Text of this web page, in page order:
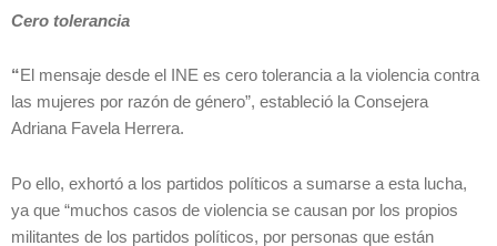
Cero tolerancia
“El mensaje desde el INE es cero tolerancia a la violencia contra
las mujeres por razón de género”, estableció la Consejera
Adriana Favela Herrera.
Po ello, exhortó a los partidos políticos a sumarse a esta lucha,
ya que “muchos casos de violencia se causan por los propios
militantes de los partidos políticos, por personas que están